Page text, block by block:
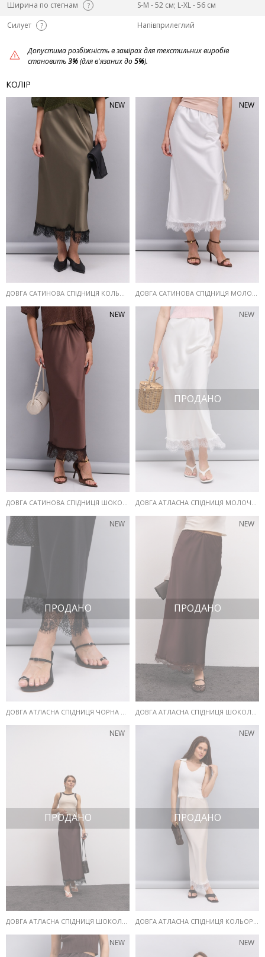
Ширина по стегнам
?
S-M - 52 см; L-ХL - 56 см
Силует
? Напівприлеглий
Допустима розбіжність в замірах для текстильних виробів
становить3%(для в'язаних до5%).
КОЛІР
NEW
ДОВГА САТИНОВА СПІДНИЦЯ КОЛЬОРУ ХАКІ З МЕРЕЖИВОМ ВНИЗУ
NEW
ДОВГА САТИНОВА СПІДНИЦЯ МОЛОЧНОГО КОЛЬОРУ З МЕРЕЖИВОМ ВНИЗУ
NEW NEW
ПРОДАНО
NEW
ПРОДАНО
NEW
ПРОДАНО
NEW
ПРОДАНО
NEW
ПРОДАНО
NEW NEW